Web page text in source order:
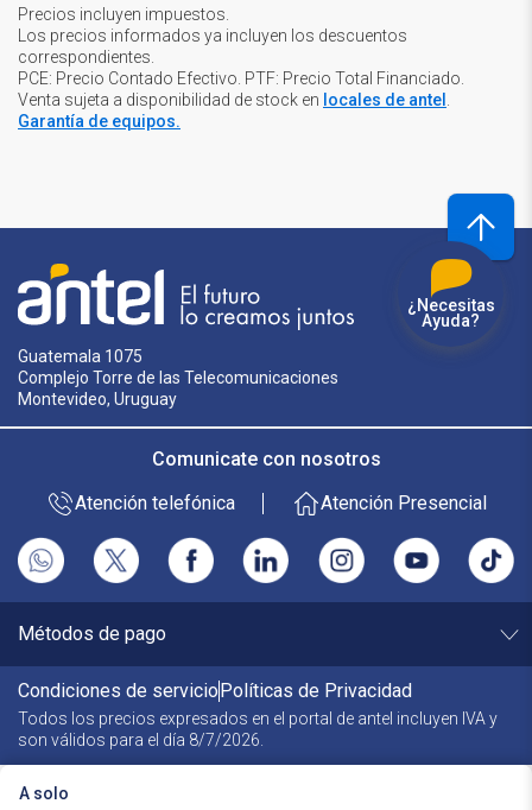
A solo
Precios incluyen impuestos.
Los precios informados ya incluyen los descuentos
correspondientes.
PCE: Precio Contado Efectivo. PTF: Precio Total Financiado.
Venta sujeta a disponibilidad de stock en locales de antel .
Garantía de equipos.
Guatemala 1075
Complejo Torre de las Telecomunicaciones
Montevideo, Uruguay
Comunicate con nosotros
Atención telefónica
Atención Presencial
Métodos de pago
Todos los precios expresados en el portal de antel incluyen IVA y
son válidos para el día 8/7/2026.
Condiciones de servicio Políticas de Privacidad
¿Necesitas
Ayuda?